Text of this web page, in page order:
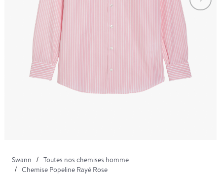
Swann
Toutes nos chemises homme
Chemise Popeline Rayé Rose